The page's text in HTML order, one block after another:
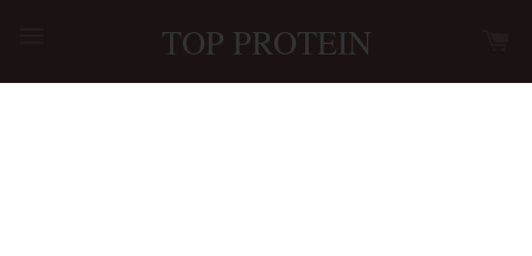
TOP PROTEIN